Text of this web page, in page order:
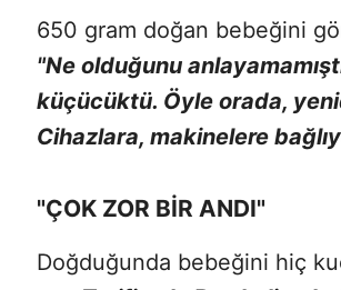
650 gram doğan bebeğini
"Ne olduğunu
küçücüktü. Öyle orada,
Cihazlara, makinelere
"ÇOK ZOR BİR ANDI"
Doğduğunda bebeğini hiç